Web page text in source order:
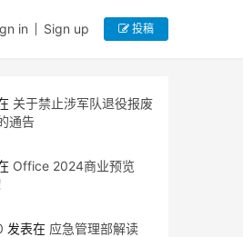
in Sign up 投稿
关于禁止涉军队退役报废
通告
Office 2024商业预览
发表在 应急管理部解读